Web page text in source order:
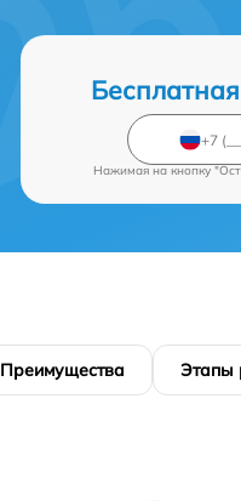
Нажимая на кнопку
Преимущества Этапы